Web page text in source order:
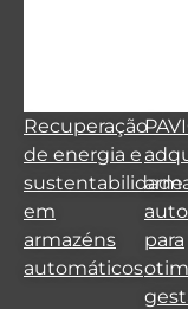
Recuperação
de energia e
sustentabilidade
em
armazéns
automáticos
para